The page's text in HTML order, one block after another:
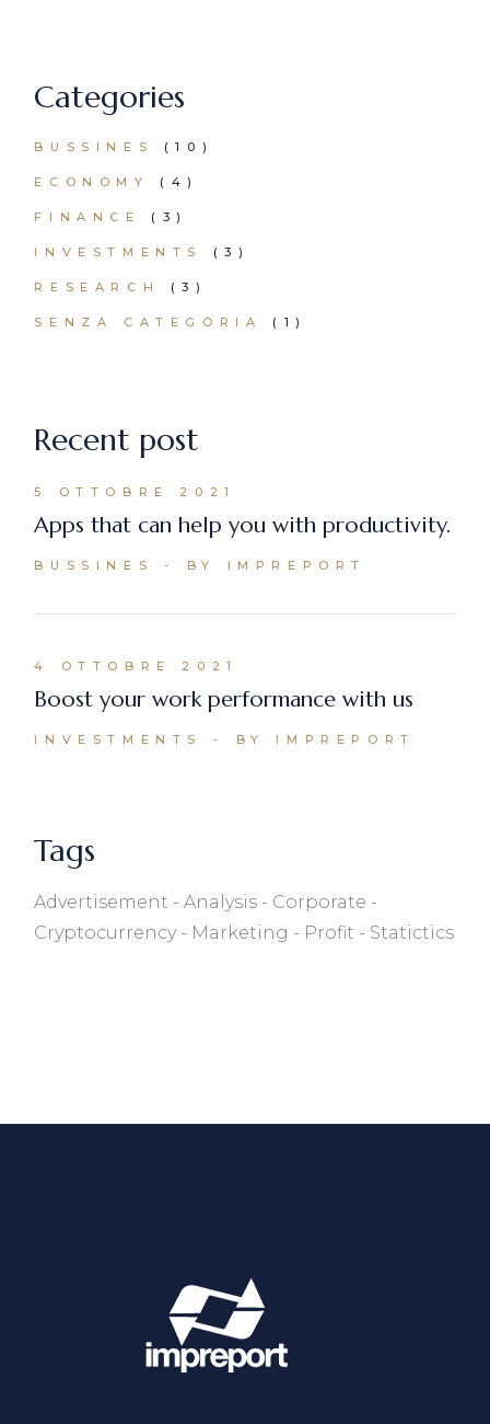
Categories
BUSSINES (10)
ECONOMY (4)
FINANCE (3)
INVESTMENTS (3)
RESEARCH (3)
SENZA CATEGORIA (1)
Recent post
5 OTTOBRE 2021
Apps that can help you with productivity.
BUSSINES BY IMPREPORT
4 OTTOBRE 2021
Boost your work performance with us
INVESTMENTS BY IMPREPORT
Tags
Advertisement Analysis
Corporate
Cryptocurrency
Marketing Profit Statictics